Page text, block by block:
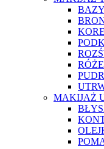
BAZY
RÓŻE
MAKIJAŻ